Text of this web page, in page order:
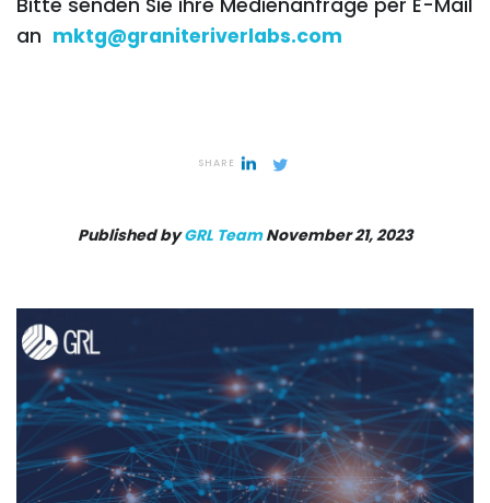
an mktg@graniteriverlabs.com
SHARE
Published byGRL TeamNovember 21, 2023